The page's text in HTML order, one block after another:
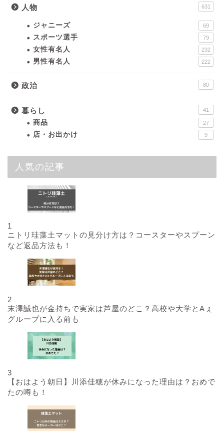
人物 631
ジャニーズ 69
スポーツ選手 79
女性有名人 232
男性有名人 222
政治 80
暮らし 41
商品 27
店・お出かけ 9
人気の記事
1
ニトリ珪藻土マットの見分け方は？コースターやスプーン
など返品方法も！
2
末澤誠也が金持ちで実家は芦屋のどこ？高校や大学とAぇ
グループに入る前も
3
【おはよう朝日】川添佳穂が休みになった理由は？おめで
たの噂も！